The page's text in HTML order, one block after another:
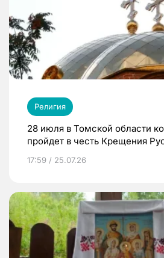
Религия
28 июля в Томской области
пройдет в честь Крещения
17:59 / 25.07.26